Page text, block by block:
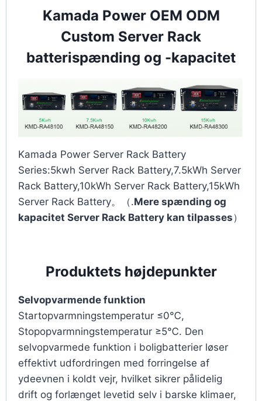
Kamada Power OEM ODM
Custom Server Rack
batterispænding og -kapacitet
Kamada Power Server Rack Battery
Series:5kwh Server Rack Battery,7.5kWh Server
Rack Battery,10kWh Server Rack Battery,15kWh
Server Rack Battery。（.Mere spænding og
kapacitet Server Rack Battery kan tilpasses）
Produktets højdepunkter
Selvopvarmende funktion
Startopvarmningstemperatur ≤0℃,
Stopopvarmningstemperatur ≥5℃. Den
selvopvarmede funktion i boligbatterier løser
effektivt udfordringen med forringelse af
ydeevnen i koldt vejr, hvilket sikrer pålidelig
drift og forlænget levetid selv i barske klimaer,